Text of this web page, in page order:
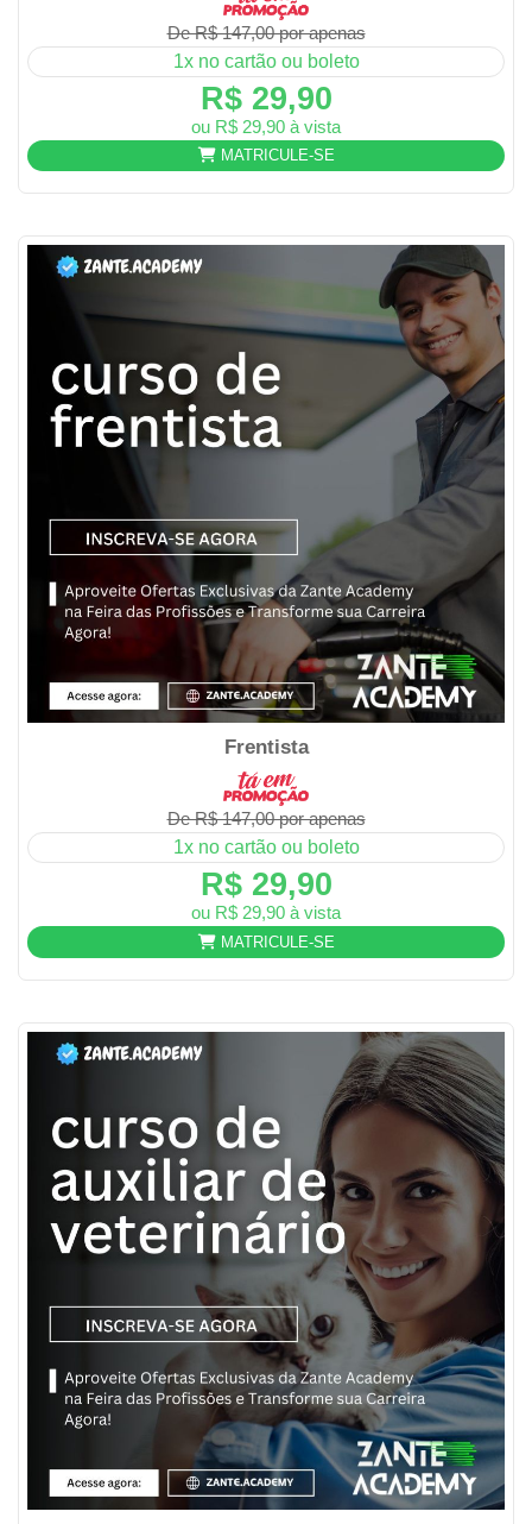
De R$ 147,00 por apenas
1x no cartão ou boleto
R$ 29,90
ou R$ 29,90 à vista
MATRICULE-SE
Frentista
De R$ 147,00 por apenas
1x no cartão ou boleto
R$ 29,90
ou R$ 29,90 à vista
MATRICULE-SE